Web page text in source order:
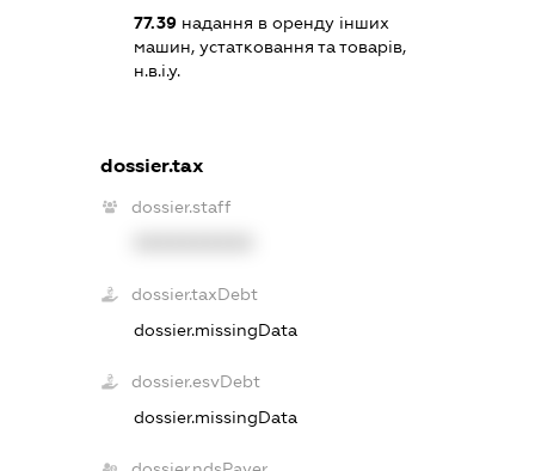
77.39 надання в оренду інших
машин, устатковання та товарів,
н.в.і.у.
dossier.tax
dossier.staff
dossier.taxDebt
dossier.missingData
dossier.esvDebt
dossier.missingData